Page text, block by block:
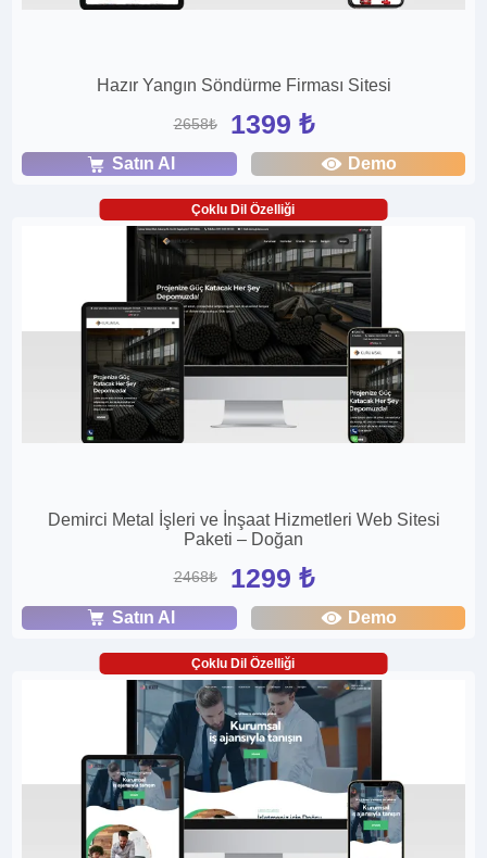
Hazır Yangın Söndürme Firması Sitesi
2658₺ 1399 ₺
Satın Al Demo
Çoklu Dil Özelliği
Demirci Metal İşleri ve İnşaat Hizmetleri Web Sitesi
Paketi – Doğan
2468₺ 1299 ₺
Satın Al Demo
Çoklu Dil Özelliği